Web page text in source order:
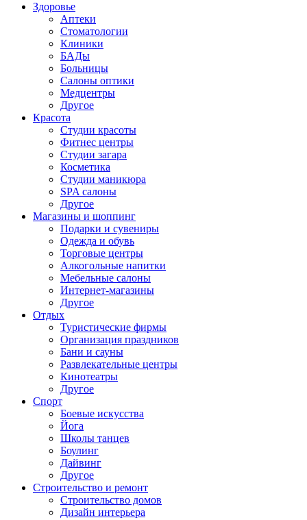
Здоровье
Аптеки
Стоматологии
Клиники
БАДы
Больницы
Салоны оптики
Медцентры
Другое
Красота
Студии красоты
Фитнес центры
Студии загара
Косметика
Студии маникюра
SPA салоны
Другое
Магазины и шоппинг
Подарки и сувениры
Одежда и обувь
Торговые центры
Алкогольные напитки
Мебельные салоны
Интернет-магазины
Другое
Отдых
Туристические фирмы
Организация праздников
Бани и сауны
Развлекательные центры
Кинотеатры
Другое
Спорт
Боевые искусства
Йога
Школы танцев
Боулинг
Дайвинг
Другое
Строительство и ремонт
Строительство домов
Дизайн интерьера